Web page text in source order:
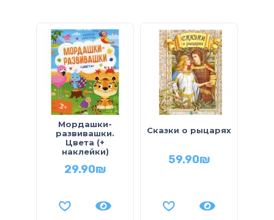
Мордашки-
развивашки.
Цвета (+
наклейки)
29.90₪
Сказки о рыцарях
59.90₪